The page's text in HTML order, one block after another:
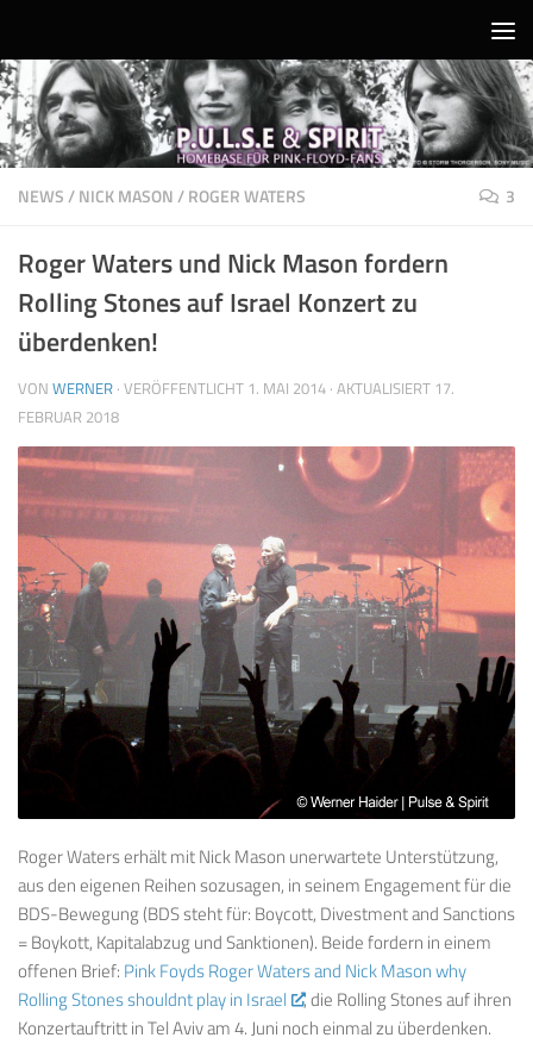
NEWS/NICK MASON/ROGER WATERS 3
Roger Waters und Nick Mason fordern
Rolling Stones auf Israel Konzert zu
überdenken!
VON WERNER · VERÖFFENTLICHT 1. MAI 2014 · AKTUALISIERT 17.
FEBRUAR 2018
Roger Waters erhält mit Nick Mason unerwartete Unterstützung,
aus den eigenen Reihen sozusagen, in seinem Engagement für die
BDS-Bewegung (BDS steht für: Boycott, Divestment and Sanctions
= Boykott, Kapitalabzug und Sanktionen). Beide fordern in einem
offenen Brief: Pink Foyds Roger Waters and Nick Mason why
Rolling Stones shouldnt play in Israel
, die Rolling Stones auf ihren
Konzertauftritt in Tel Aviv am 4. Juni noch einmal zu überdenken.